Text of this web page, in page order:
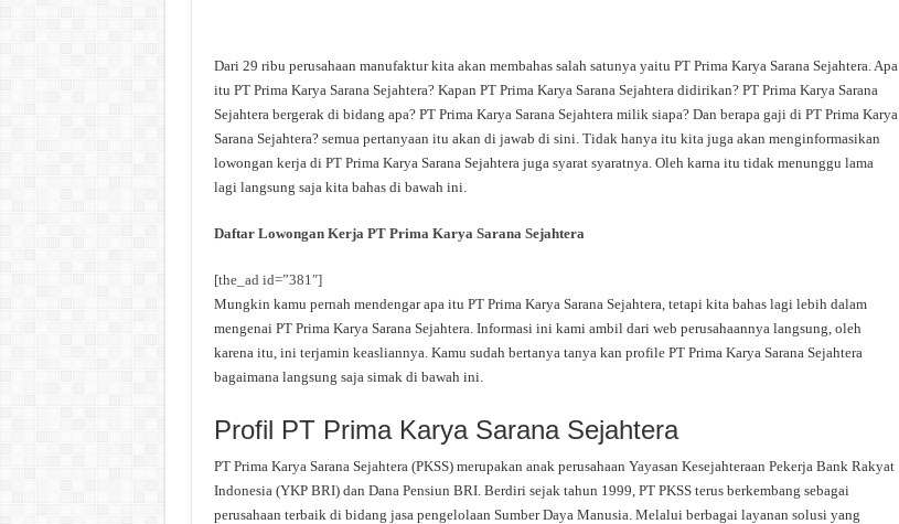
Dari 29 ribu perusahaan manufaktur kita akan membahas salah satunya yaitu PT Prima Karya Sarana Sejahtera. Apa
itu PT Prima Karya Sarana Sejahtera? Kapan PT Prima Karya Sarana Sejahtera didirikan? PT Prima Karya Sarana
Sejahtera bergerak di bidang apa? PT Prima Karya Sarana Sejahtera milik siapa? Dan berapa gaji di PT Prima Karya
Sarana Sejahtera? semua pertanyaan itu akan di jawab di sini. Tidak hanya itu kita juga akan menginformasikan
lowongan kerja di PT Prima Karya Sarana Sejahtera juga syarat syaratnya. Oleh karna itu tidak menunggu lama
lagi langsung saja kita bahas di bawah ini.
Daftar Lowongan Kerja PT Prima Karya Sarana Sejahtera
[the_ad id=”381″]
Mungkin kamu pernah mendengar apa itu PT Prima Karya Sarana Sejahtera, tetapi kita bahas lagi lebih dalam
mengenai PT Prima Karya Sarana Sejahtera. Informasi ini kami ambil dari web perusahaannya langsung, oleh
karena itu, ini terjamin keasliannya. Kamu sudah bertanya tanya kan profile PT Prima Karya Sarana Sejahtera
bagaimana langsung saja simak di bawah ini.
Profil PT Prima Karya Sarana Sejahtera
PT Prima Karya Sarana Sejahtera (PKSS) merupakan anak perusahaan Yayasan Kesejahteraan Pekerja Bank Rakyat
Indonesia (YKP BRI) dan Dana Pensiun BRI. Berdiri sejak tahun 1999, PT PKSS terus berkembang sebagai
perusahaan terbaik di bidang jasa pengelolaan Sumber Daya Manusia. Melalui berbagai layanan solusi yang